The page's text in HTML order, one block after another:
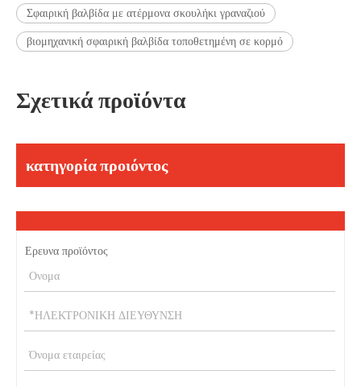
Σφαιρική βαλβίδα με ατέρμονα σκουλήκι γραναζιού
βιομηχανική σφαιρική βαλβίδα τοποθετημένη σε κορμό
Σχετικά προϊόντα
κατηγορία προιόντος
Ερευνα προϊόντος